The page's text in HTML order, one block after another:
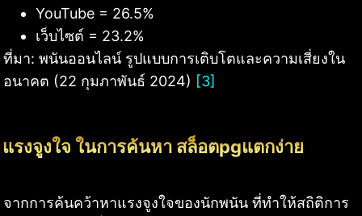
YouTube = 26.5%
เว็บไซต์ = 23.2%
ที่มา: พนันออนไลน์ รูปแบบการเติบโตและความเสี่ยงใน
อนาคต (22 กุมภาพันธ์ 2024) [3]
แรงจูงใจ ในการค้นหา สล็อตpgแตกง่าย
จากการค้นคว้าหาแรงจูงใจของนักพนัน ที่ทำให้สถิติการ